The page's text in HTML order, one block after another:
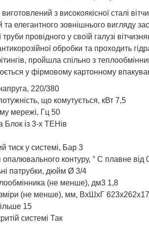
з високоякісної сталі
та елегантного зовнішнього вигляду
труби провідного у своїй галузі
обробки та проходить
пройшла спільно з
у фірмовому картонному
220/380
що комутується, кВт 7,5
мережі, Гц 50
Блок із 3-х ТЕНів
тиск у системі, Бар 3
контуру, ° С плавне від
патрубки, дюйм Ø 3/4
(не менше), дм3 1,8
(не менше), мм, ВхШхГ
15
системі Так